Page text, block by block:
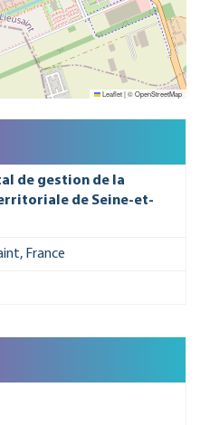
Leaflet|©OpenStreetMap
de gestion de la
de Seine-et-
France